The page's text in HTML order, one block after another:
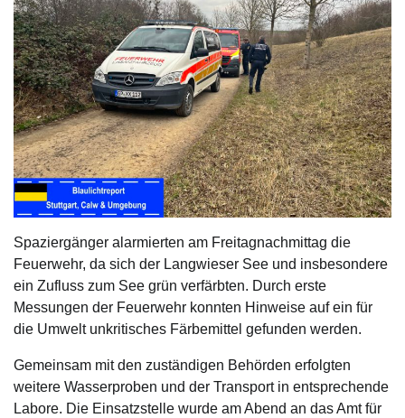
Spaziergänger alarmierten am Freitagnachmittag die
Feuerwehr, da sich der Langwieser See und insbesondere
ein Zufluss zum See grün verfärbten. Durch erste
Messungen der Feuerwehr konnten Hinweise auf ein für
die Umwelt unkritisches Färbemittel gefunden werden.
Gemeinsam mit den zuständigen Behörden erfolgten
weitere Wasserproben und der Transport in entsprechende
Labore. Die Einsatzstelle wurde am Abend an das Amt für